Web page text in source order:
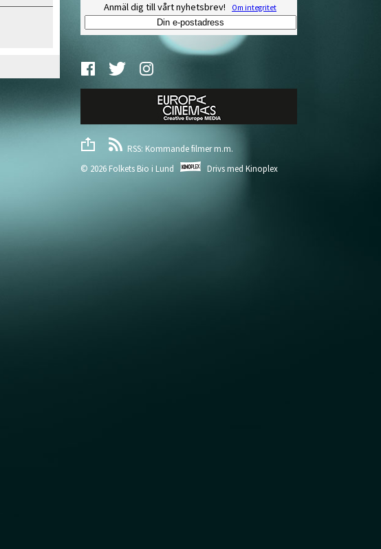
Anmäl dig till vårt nyhetsbrev! Om integritet
RSS: Kommande filmer m.m.
© 2026 Folkets Bio i Lund
Drivs med Kinoplex